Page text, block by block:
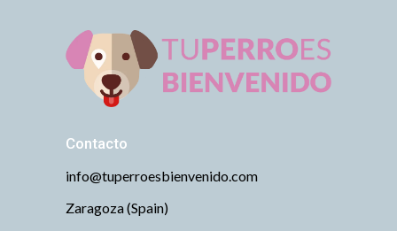
Contacto
info@tuperroesbienvenido.com
Zaragoza (Spain)